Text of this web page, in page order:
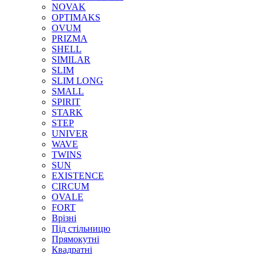
NOVAK
OPTIMAKS
OVUM
PRIZMA
SHELL
SIMILAR
SLIM
SLIM LONG
SMALL
SPIRIT
STARK
STEP
UNIVER
WAVE
TWINS
SUN
EXISTENCE
CIRCUM
OVALE
FORT
Врізні
Під стільницю
Прямокутні
Квадратні